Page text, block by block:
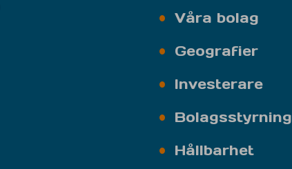
Våra bolag
Geografier
Investerare
Bolagsstyrning
Hållbarhet